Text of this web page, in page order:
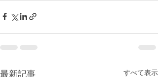
最新記事 すべて表示